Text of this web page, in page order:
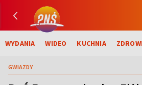
WYDANIA WIDEO KUCHNIA
GWIAZDY